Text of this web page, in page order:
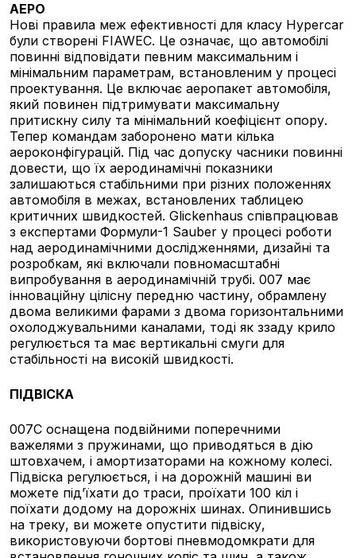
АЕРО
Нові правила меж ефективності для класу Hypercar
були створені FIAWEC. Це означає, що автомобілі
повинні відповідати певним максимальним і
мінімальним параметрам, встановленим у процесі
проектування. Це включає аеропакет автомобіля,
який повинен підтримувати максимальну
притискну силу та мінімальний коефіцієнт опору.
Тепер командам заборонено мати кілька
аероконфігурацій. Під час допуску часники повинні
довести, що їх аеродинамічні показники
залишаються стабільними при різних положеннях
автомобіля в межах, встановлених таблицею
критичних швидкостей. Glickenhaus співпрацював
з експертами Формули-1 Sauber у процесі роботи
над аеродинамічними дослідженнями, дизайні та
розробкам, які включали повномасштабні
випробування в аеродинамічній трубі. 007 має
інноваційну цілісну передню частину, обрамлену
двома великими фарами з двома горизонтальними
охолоджувальними каналами, тоді як ззаду крило
регулюється та має вертикальні смуги для
стабільності на високій швидкості.
ПІДВІСКА
007C оснащена подвійними поперечними
важелями з пружинами, що приводяться в дію
штовхачем, і амортизаторами на кожному колесі.
Підвіска регулюється, і на дорожній машині ви
можете під’їхати до траси, проїхати 100 кіл і
поїхати додому на дорожніх шинах. Опинившись
на треку, ви можете опустити підвіску,
використовуючи бортові пневмодомкрати для